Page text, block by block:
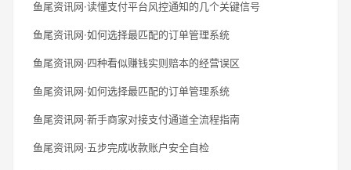
鱼尾资讯网·读懂支付平台风控通知的几个关键信号
鱼尾资讯网·如何选择最匹配的订单管理系统
鱼尾资讯网·四种看似赚钱实则赔本的经营误区
鱼尾资讯网·如何选择最匹配的订单管理系统
鱼尾资讯网·新手商家对接支付通道全流程指南
鱼尾资讯网·五步完成收款账户安全自检